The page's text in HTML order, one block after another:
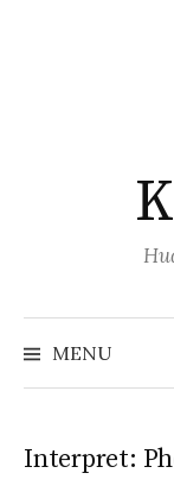
MENU
Interpret: